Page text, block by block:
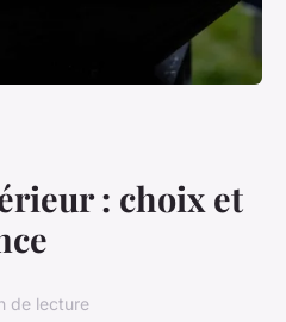
: choix et
de lecture